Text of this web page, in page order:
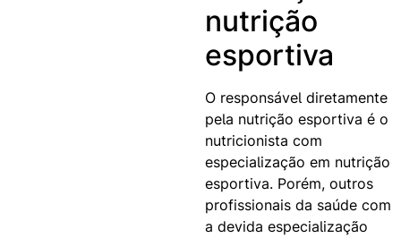
nutrição
esportiva
O responsável diretamente
pela nutrição esportiva é o
nutricionista com
especialização em nutrição
esportiva. Porém, outros
profissionais da saúde com
a devida especialização